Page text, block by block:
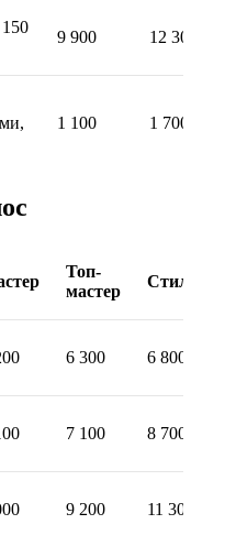
9 900 12 300
1 100 1 700
Топ-
мастер
Стилист
6 300 6 800
7 100 8 700
9 200 11 300